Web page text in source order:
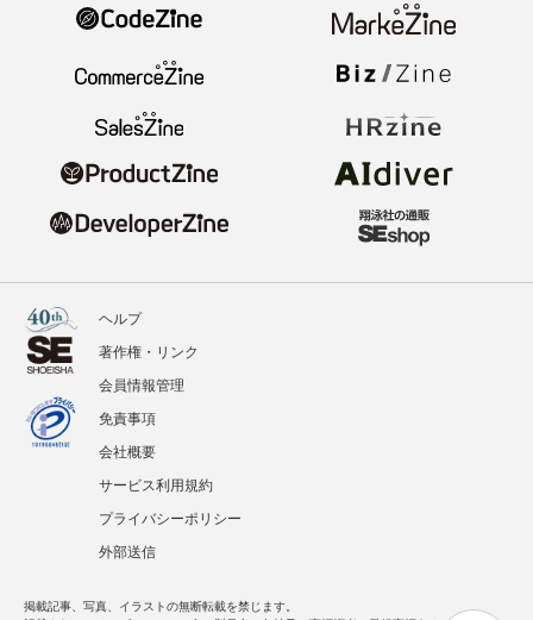
ヘルプ
著作権・リンク
会員情報管理
免責事項
会社概要
サービス利用規約
プライバシーポリシー
外部送信
掲載記事、写真、イラストの無断転載を禁じます。